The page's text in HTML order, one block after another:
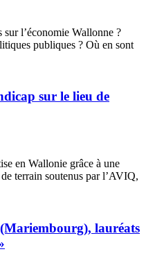
sur l’économie Wallonne ?
publiques ? Où en sont
sur le lieu de
en Wallonie grâce à une
terrain soutenus par l’AVIQ,
lauréats